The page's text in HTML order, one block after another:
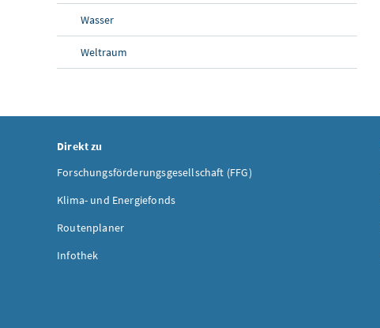
Wasser
Weltraum
Direkt zu
Forschungsförderungsgesellschaft (FFG)
Klima- und Energiefonds
Routenplaner
Infothek